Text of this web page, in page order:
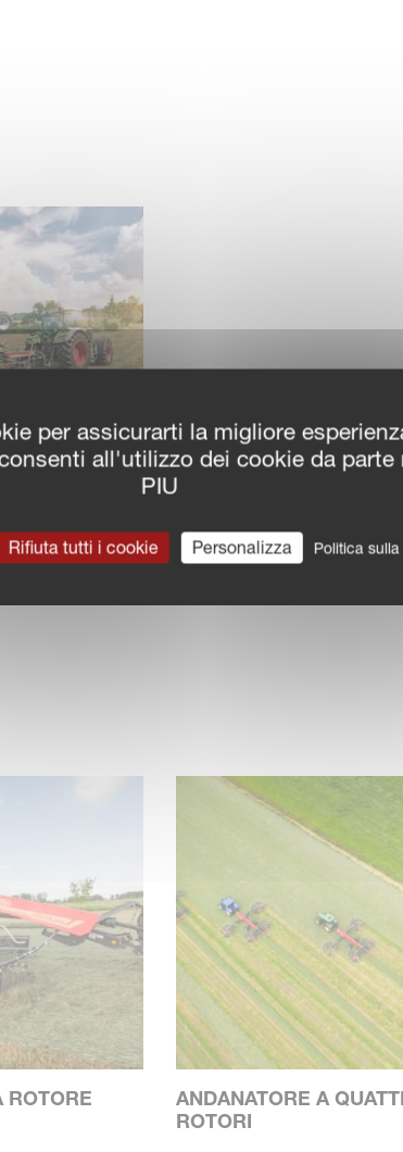
ROTORE
ANDANATORE A
ROTORI
per assicurarti la migliore
all'utilizzo dei cookie da parte
PIU
Rifiuta tutti i cookie Personalizza Politica